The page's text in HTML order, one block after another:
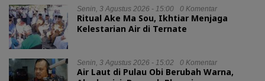
Senin, 3 Agustus 2026 - 15:00 0 Komentar
Ritual Ake Ma Sou, Ikhtiar Menjaga
Kelestarian Air di Ternate
Senin, 3 Agustus 2026 - 15:02 0 Komentar
Air Laut di Pulau Obi Berubah Warna,